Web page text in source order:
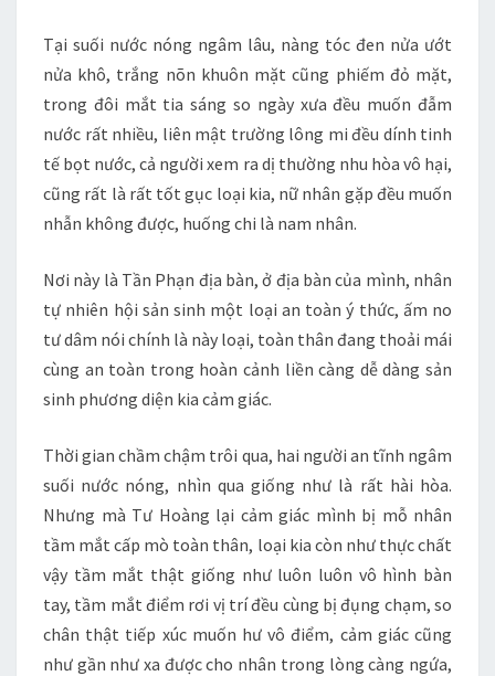
Tại suối nước nóng ngâm lâu, nàng tóc đen nửa ướt
nửa khô, trắng nõn khuôn mặt cũng phiếm đỏ mặt,
trong đôi mắt tia sáng so ngày xưa đều muốn đẫm
nước rất nhiều, liên mật trường lông mi đều dính tinh
tế bọt nước, cả người xem ra dị thường nhu hòa vô hại,
cũng rất là rất tốt gục loại kia, nữ nhân gặp đều muốn
nhẫn không được, huống chi là nam nhân.
Nơi này là Tần Phạn địa bàn, ở địa bàn của mình, nhân
tự nhiên hội sản sinh một loại an toàn ý thức, ấm no
tư dâm nói chính là này loại, toàn thân đang thoải mái
cùng an toàn trong hoàn cảnh liền càng dễ dàng sản
sinh phương diện kia cảm giác.
Thời gian chầm chậm trôi qua, hai người an tĩnh ngâm
suối nước nóng, nhìn qua giống như là rất hài hòa.
Nhưng mà Tư Hoàng lại cảm giác mình bị mỗ nhân
tầm mắt cấp mò toàn thân, loại kia còn như thực chất
vậy tầm mắt thật giống như luôn luôn vô hình bàn
tay, tầm mắt điểm rơi vị trí đều cùng bị đụng chạm, so
chân thật tiếp xúc muốn hư vô điểm, cảm giác cũng
như gần như xa được cho nhân trong lòng càng ngứa,